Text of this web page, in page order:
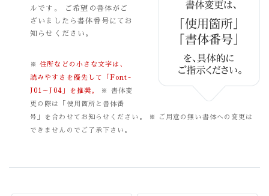
ルです。
ご希望の書体がご
ざいましたら書体番号にてお
知らせください。
※住所などの小さな文字は、
読みやすさを優先して「Font-
J01～J04」を推奨。
※ 書体変
更の際は「使用箇所と書体番
号」を合わせてお知らせください。
※ ご用意の無い書体への変更は
できませんのでご了承下さい。